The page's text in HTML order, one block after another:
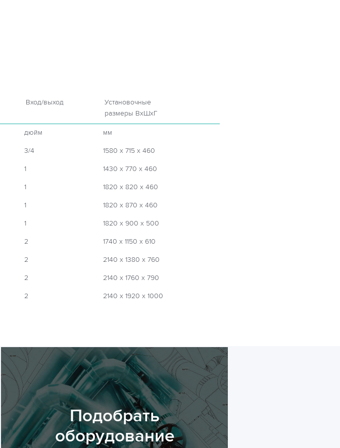
Вход/выход
Установочные
размеры ВхШхГ
дюйм мм
3/4 1580 х 715 х 460
1 1430 х 770 х 460
1 1820 х 820 х 460
1 1820 х 870 х 460
1 1820 х 900 х 500
2 1740 х 1150 х 610
2 2140 х 1380 х 760
2 2140 х 1760 х 790
2 2140 х 1920 х 1000
Подобрать
оборудование